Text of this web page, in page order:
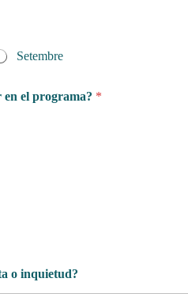
Setembre
el programa? *
o inquietud?